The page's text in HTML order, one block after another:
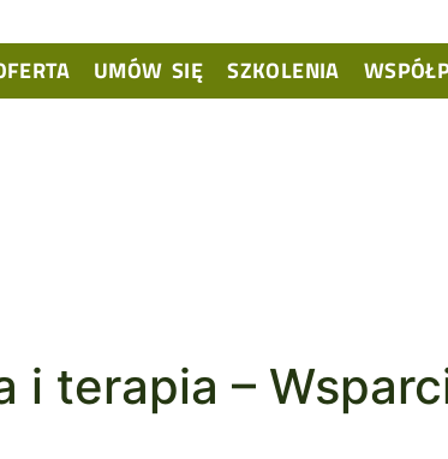
UMÓW SIĘ SZKOLENIA
i terapia –